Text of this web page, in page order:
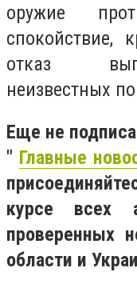
оружие
спокойствие,
отказ
неизвестных
Еще не
" Главные
курсе всех
проверенных
области и